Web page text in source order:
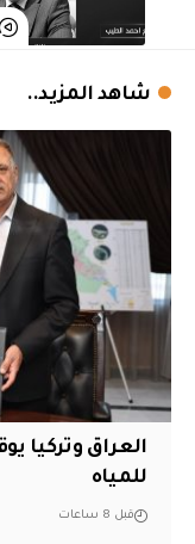
شاهد المزيد..
العراق وتركيا
للمياه
قبل 8 ساعات